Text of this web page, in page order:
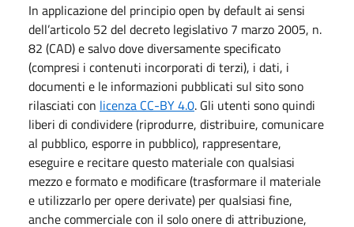
In applicazione del principio open by default ai sensi
dell’articolo 52 del decreto legislativo 7 marzo 2005, n.
82 (CAD) e salvo dove diversamente specificato
(compresi i contenuti incorporati di terzi), i dati, i
documenti e le informazioni pubblicati sul sito sono
rilasciati con licenza CC-BY 4.0. Gli utenti sono quindi
liberi di condividere (riprodurre, distribuire, comunicare
al pubblico, esporre in pubblico), rappresentare,
eseguire e recitare questo materiale con qualsiasi
mezzo e formato e modificare (trasformare il materiale
e utilizzarlo per opere derivate) per qualsiasi fine,
anche commerciale con il solo onere di attribuzione,